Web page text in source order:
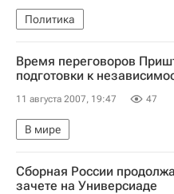
Политика
Грузия обвиняет Россию в
Время переговоров
подготовки к
11 августа 2007, 19:47 47
В мире
Судьбу Косово решит
Сборная России
зачете на Универсиаде